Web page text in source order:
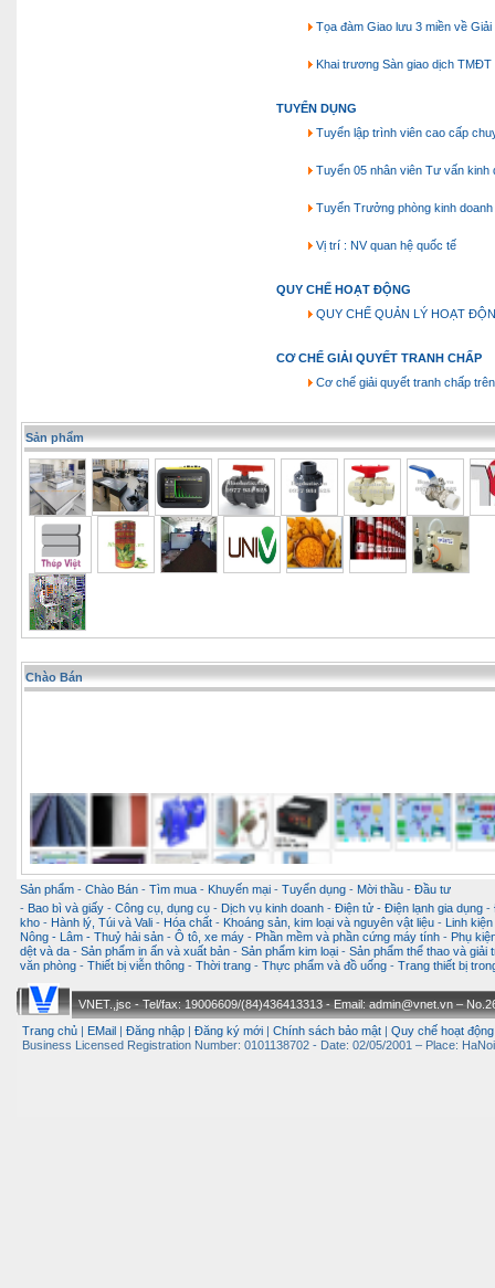
Tọa đàm Giao lưu 3 miền về
Khai trương Sàn giao dịch
TUYỂN DỤNG
Tuyển lập trình viên cao cấp
Tuyển 05 nhân viên Tư vấn kinh
Tuyển Trưởng phòng kinh doanh
Vị trí : NV quan hệ quốc tế
QUY CHẾ HOẠT ĐỘNG
QUY CHẾ QUẢN LÝ HOẠT
CƠ CHẾ GIẢI QUYẾT TRANH CHẤP
Cơ chế giải quyết tranh chấp
Sản phẩm
Chào Bán
Sản phẩm - Chào Bán - Tìm mua - Khuyến mại - Tuyển dụng - Mời thầu - Đầu tư
- Bao bì và giấy - Công cụ, dụng cụ - Dịch vụ kinh doanh - Điện tử - Điện lạnh gia dụng -
kho - Hành lý, Túi và Vali - Hóa chất - Khoáng sản, kim loại và nguyên vật liệu -
Linh
Nông - Lâm - Thuỷ hải sản - Ô tô, xe máy - Phần mềm và phần cứng máy tính - Phụ
dệt và da - Sản phẩm in ấn và xuất bản - Sản phẩm kim loại - Sản phẩm thể thao và giải
văn phòng - Thiết bị viễn thông - Thời trang - Thực phẩm và đồ uống - Trang thiết bị
VNET.,jsc - Tel/fax: 19006609/(84)436413313 - Email: admin@vnet.vn –
Trang chủ
EMail Đăng nhập Đăng ký mới Chính sách bảo mật Quy chế hoạt động
Business Licensed Registration Number: 0101138702 - Date: 02/05/2001 – Place: